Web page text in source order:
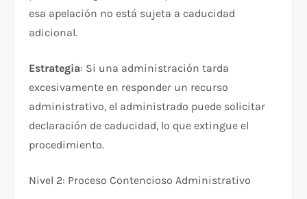
esa apelación no está sujeta a caducidad
adicional.​
Estrategia: Si una administración tarda
excesivamente en responder un recurso
administrativo, el administrado puede solicitar
declaración de caducidad, lo que extingue el
procedimiento.
​Nivel 2: Proceso Contencioso Administrativo